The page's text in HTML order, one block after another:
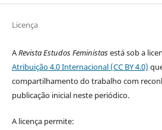
Licença
ARevista Estudos Feministasestá sob a
Atribuição 4.0 Internacional (CC BY 4.0)
compartilhamento do trabalho com
publicação inicial neste periódico.
A licença permite: